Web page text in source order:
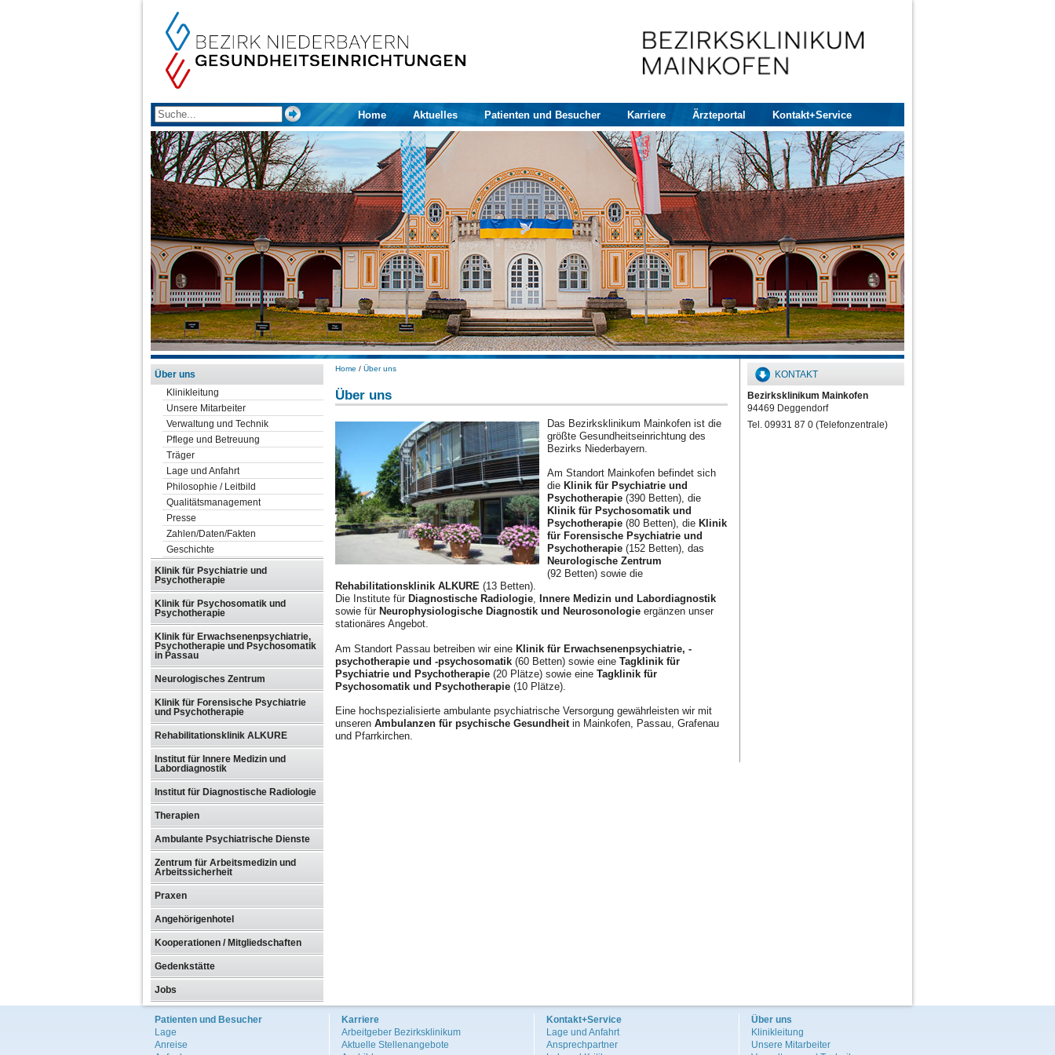
Home Aktuelles Patienten und Besucher Karriere Ärzteportal Kontakt+Service
Über uns
Klinikleitung
Unsere Mitarbeiter
Verwaltung und Technik
Pflege und Betreuung
Träger
Lage und Anfahrt
Philosophie / Leitbild
Qualitätsmanagement
Presse
Zahlen/Daten/Fakten
Geschichte
Klinik für Psychiatrie und
Psychotherapie
Klinik für Psychosomatik und
Psychotherapie
Klinik für Erwachsenenpsychiatrie,
Psychotherapie und Psychosomatik
in Passau
Neurologisches Zentrum
Klinik für Forensische Psychiatrie
und Psychotherapie
Rehabilitationsklinik ALKURE
Institut für Innere Medizin und
Labordiagnostik
Institut für Diagnostische Radiologie
Therapien
Ambulante Psychiatrische Dienste
Zentrum für Arbeitsmedizin und
Arbeitssicherheit
Praxen
Angehörigenhotel
Kooperationen / Mitgliedschaften
Gedenkstätte
Jobs
Home / Über uns
Über uns
Das Bezirksklinikum Mainkofen ist die
größte Gesundheitseinrichtung des
Bezirks Niederbayern.
Am Standort Mainkofen befindet sich
die Klinik für Psychiatrie und
Psychotherapie (390 Betten), die
Klinik für Psychosomatik und
Psychotherapie (80 Betten), die Klinik
für Forensische Psychiatrie und
Psychotherapie (152 Betten), das
Neurologische Zentrum
(92 Betten) sowie die
Rehabilitationsklinik ALKURE (13 Betten).
Die Institute für Diagnostische Radiologie
Innere Medizin und Labordiagnostik
sowie für Neurophysiologische Diagnostik und Neurosonologie ergänzen unser
stationäres Angebot.
Am Standort Passau betreiben wir eine Klinik für Erwachsenenpsychiatrie, -
psychotherapie und -psychosomatik (60 Betten) sowie eine Tagklinik für
Psychiatrie und Psychotherapie (20 Plätze) sowie eine Tagklinik für
Psychosomatik und Psychotherapie (10 Plätze).
Eine hochspezialisierte ambulante psychiatrische Versorgung gewährleisten wir mit
unseren Ambulanzen für psychische Gesundheit in Mainkofen, Passau, Grafenau
und Pfarrkirchen.
KONTAKT
Bezirksklinikum Mainkofen
94469 Deggendorf
Tel. 09931 87 0 (Telefonzentrale)
Patienten und Besucher
Lage
Anreise
Karriere
Arbeitgeber Bezirksklinikum
Aktuelle Stellenangebote
Kontakt+Service
Lage und Anfahrt
Ansprechpartner
Über uns
Klinikleitung
Unsere Mitarbeiter